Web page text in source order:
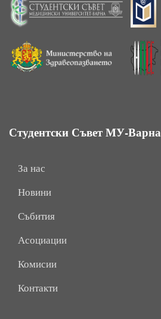
Студентски Съвет МУ-Варна
За нас
Новини
Събития
Асоциации
Комисии
Контакти